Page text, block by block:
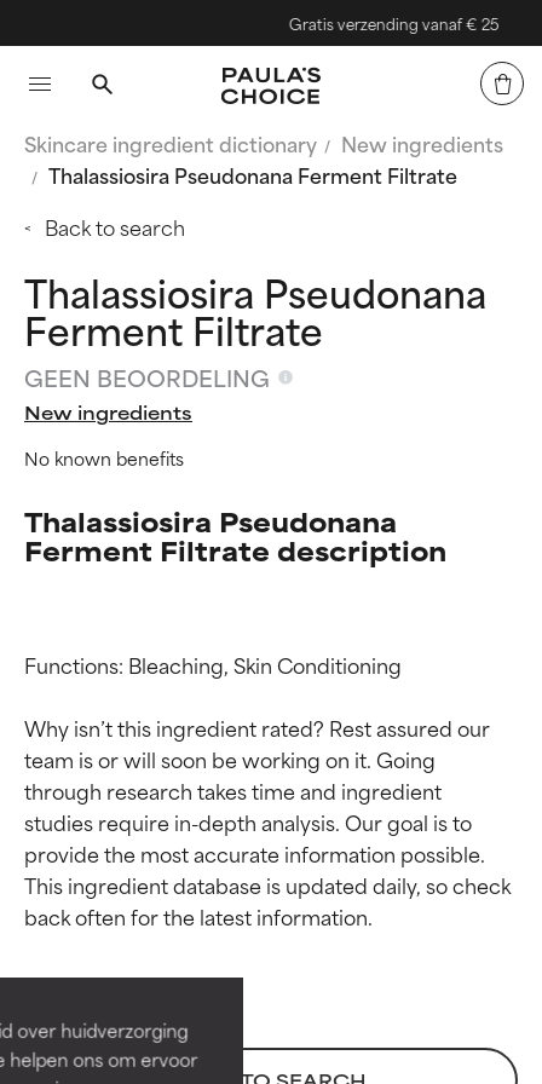
over huidverzorging
helpen ons om ervoor
Gratis verzending vanaf € 25
Skincare ingredient dictionary
New ingredients
Thalassiosira Pseudonana Ferment Filtrate
Back to search
Thalassiosira Pseudonana
Ferment Filtrate
GEEN BEOORDELING
New ingredients
No known benefits
Thalassiosira Pseudonana
Ferment Filtrate description
Functions: Bleaching, Skin Conditioning
Why isn’t this ingredient rated? Rest assured our
team is or will soon be working on it. Going
through research takes time and ingredient
studies require in-depth analysis. Our goal is to
provide the most accurate information possible.
This ingredient database is updated daily, so check
Beoordelingen van
ingrediënten
Bewezen en ondersteund door
onafhankelijk onderzoek.
Beoordelingen van
ingrediënten
Bewezen en ondersteund door
onafhankelijk onderzoek.